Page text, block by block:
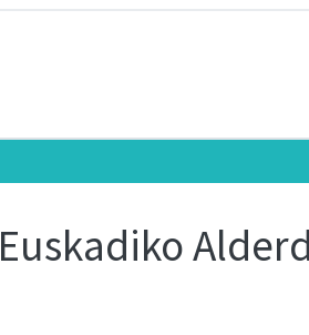
Euskadiko